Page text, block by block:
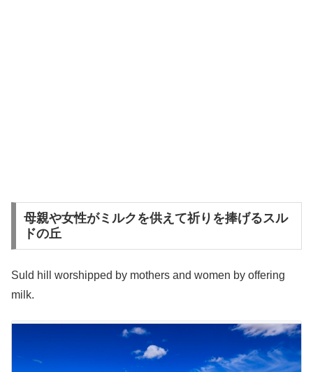
母親や女性がミルクを供えて祈りを捧げるスル
ドの丘
Suld hill worshipped by mothers and women by offering
milk.